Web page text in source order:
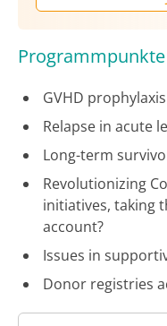
GVHD
Relapse in acute
Long-term
Revolutionizing
initiatives, taking
account?
Issues in
Donor registries